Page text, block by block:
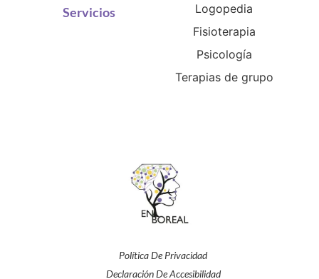
Política De Privacidad
Declaración De Accesibilidad
Servicios
Logopedia
Fisioterapia
Psicología
Terapias de grupo